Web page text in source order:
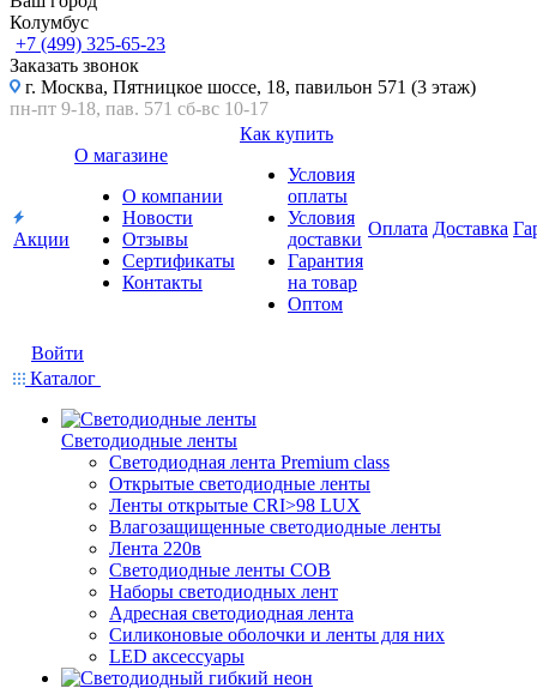
Колумбус
+7 (499) 325-65-23
Заказать звонок
г. Москва, Пятницкое шоссе, 18, павильон 571 (3 этаж)
пн-пт 9-18, пав. 571 сб-вс 10-17
Акции
О магазине
О компании
Новости
Отзывы
Сертификаты
Контакты
Как купить
Условия
оплаты
Условия
доставки
Гарантия
на товар
Оптом
Оплата Доставка
Войти
Каталог
Светодиодные ленты
Светодиодная лента Premium class
Открытые светодиодные ленты
Ленты открытые CRI>98 LUX
Влагозащищенные светодиодные ленты
Лента 220в
Светодиодные ленты COB
Наборы светодиодных лент
Адресная светодиодная лента
Силиконовые оболочки и ленты для них
LED аксессуары